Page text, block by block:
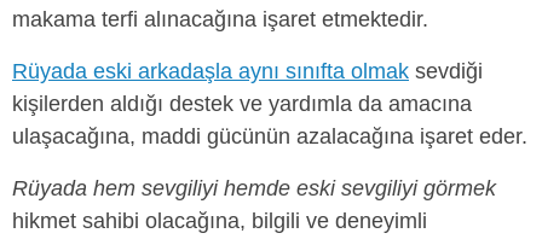
makama terfi alınacağına işaret etmektedir.
Rüyada eski arkadaşla aynı sınıfta olmak sevdiği
kişilerden aldığı destek ve yardımla da amacına
ulaşacağına, maddi gücünün azalacağına işaret eder.
Rüyada hem sevgiliyi hemde eski sevgiliyi görmek
hikmet sahibi olacağına, bilgili ve deneyimli